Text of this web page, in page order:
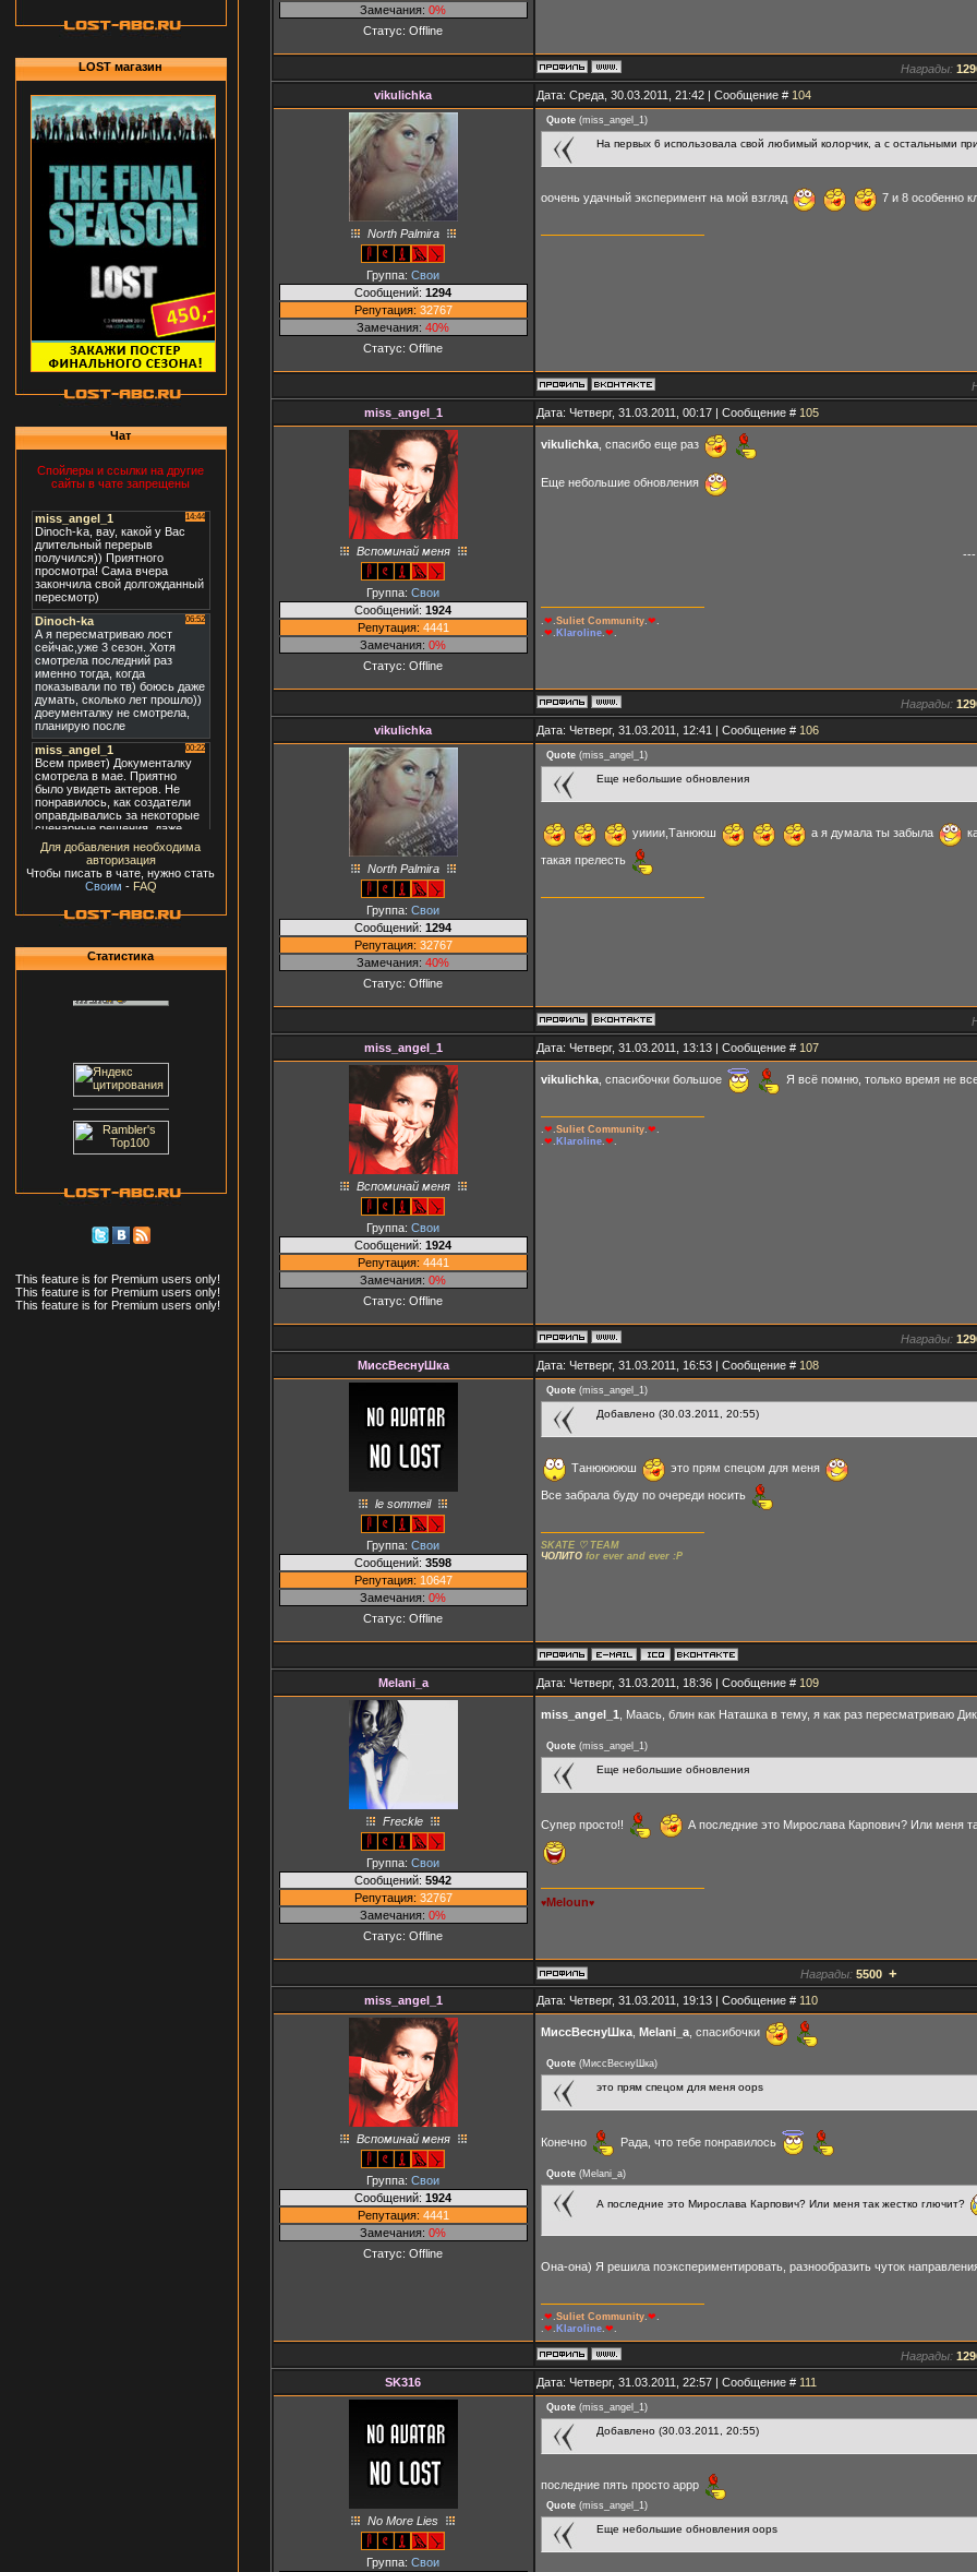
LOST магазин
Чат
Спойлеры и ссылки на другие
сайты в чате запрещены
Для добавления необходима
авторизация
Чтобы писать в чате, нужно стать
Своим - FAQ
Статистика
This feature is for Premium users only!
This feature is for Premium users only!
This feature is for Premium users only!
Замечания: 0%
Статус: Offline
Награды:
vikulichka
Дата: Среда, 30.03.2011, 21:42 | Сообщение # 104
North Palmira
Группа: Свои
Сообщений: 1294
Репутация: 32767
Замечания: 40%
Статус: Offline
Quote(miss_angel_1 )
На первых 6 использовала свой любимый колорчик, а с остальными
оочень удачный эксперимент на мой взгляд 7 и 8 особенно
miss_angel_1
Дата: Четверг, 31.03.2011, 00:17 | Сообщение # 105
Вспоминай меня
Группа: Свои
Сообщений: 1924
Репутация: 4441
Замечания: 0%
Статус: Offline
vikulichka, спасибо еще раз
Еще небольшие обновления
---
❤ Suliet Community. ❤
❤ Klaroline. ❤
Награды:
vikulichka
Дата: Четверг, 31.03.2011, 12:41 | Сообщение # 106
North Palmira
Группа: Свои
Сообщений: 1294
Репутация: 32767
Замечания: 40%
Статус: Offline
Quote(miss_angel_1 )
Еще небольшие обновления
уииии,Танююш а я думала ты забыла
такая прелесть
miss_angel_1
Дата: Четверг, 31.03.2011, 13:13 | Сообщение # 107
Вспоминай меня
Группа: Свои
Сообщений: 1924
Репутация: 4441
Замечания: 0%
Статус: Offline
vikulichka, спасибочки большое Я всё помню, только время не
❤ Suliet Community. ❤
❤ Klaroline. ❤
Награды:
МиссВеснуШка
Дата: Четверг, 31.03.2011, 16:53 | Сообщение # 108
le sommeil
Группа: Свои
Сообщений: 3598
Репутация: 10647
Замечания: 0%
Статус: Offline
Quote(miss_angel_1 )
Добавлено (30.03.2011, 20:55)
Танююююш это прям спецом для меня
Все забрала буду по очереди носить
SKATE ♡ TEAM
ЧОЛИТОfor ever and ever :P
Melani_a Дата: Четверг, 31.03.2011, 18:36 | Сообщение # 109
Freckle
Группа: Свои
Сообщений: 5942
Репутация: 32767
Замечания: 0%
Статус: Offline
miss_angel_1 , Маась, блин как Наташка в тему, я как раз пересматриваю
Quote(miss_angel_1)
Еще небольшие обновления
Супер просто!! А последние это Мирослава Карпович? Или меня
♥Meloun♥
Награды: 5500 +
miss_angel_1 Дата: Четверг, 31.03.2011, 19:13 | Сообщение # 110
Вспоминай меня
Группа: Свои
Сообщений: 1924
Репутация: 4441
Замечания: 0%
Статус: Offline
МиссВеснуШка, Melani_a, спасибочки
Quote(МиссВеснуШка)
это прям спецом для меня oops
Конечно Рада, что тебе понравилось
Quote(Melani_a)
А последние это Мирослава Карпович? Или меня так жестко глючит?
Она-она) Я решила поэкспериментировать, разнообразить чуток
.❤.Suliet Community.❤.
.❤. Klaroline.❤.
Награды:
SK316
Дата: Четверг, 31.03.2011, 22:57 | Сообщение # 111
No More Lies
Группа: Свои
Quote(miss_angel_1 )
Добавлено (30.03.2011, 20:55)
последние пять просто аррр
Quote(miss_angel_1 )
Еще небольшие обновления oops